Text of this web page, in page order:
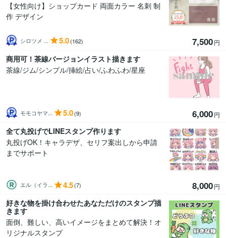
【女性向け】ショップカード 両面カラー 名刺 制
作 デザイン
シロツメ ... 5.0(162) 7,500円
商用可！茶線バージョンイラスト描きます
茶線/ジム/シンプル/挿絵/占い/ふわふわ/星座
モモコヤマ... 5.0(9) 6,000円
全て丸投げでLINEスタンプ作ります
丸投げOK！キャラデザ、セリフ案出しから申請
までサポート
エル（イラ... 4.5(7) 8,000円
好きな物を掛け合わせたあなただけのスタンプ描
きます
面倒、難しい、高いイメージをまとめて解決！オ
リジナルスタンプ